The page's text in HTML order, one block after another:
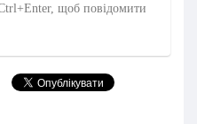
Ctrl+Enter, щоб повідомити